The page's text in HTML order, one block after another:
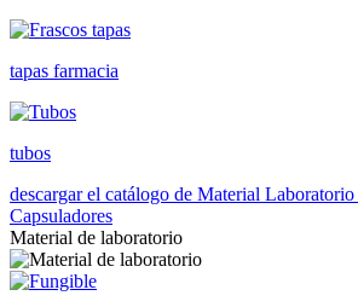
tapas farmacia
tubos
descargar el catálogo de Material Laboratorio
Capsuladores
Material de laboratorio